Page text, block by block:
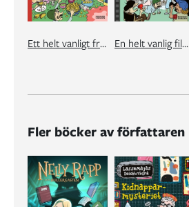
Ett helt vanligt fredagsmys med familjen Jansson En helt vanlig filminspelning med familjen Jansson
Fler böcker av författaren